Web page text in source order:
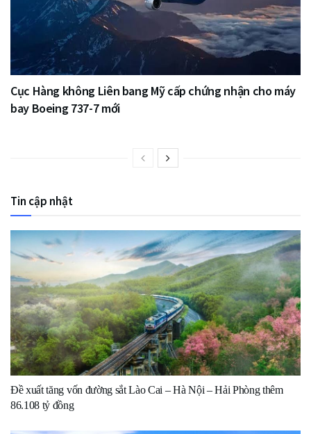
Cục Hàng không Liên bang Mỹ cấp chứng nhận cho máy
bay Boeing 737-7 mới
Tin cập nhật
Đề xuất tăng vốn đường sắt Lào Cai – Hà Nội – Hải Phòng thêm
86.108 tỷ đồng